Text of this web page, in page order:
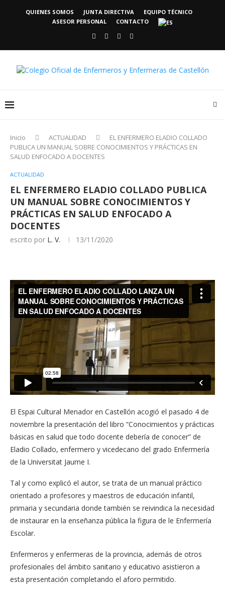
QUIENES SOMOS JUNTA DIRECTIVA
EQUIPO TÉCNICO
ASESOR PERSONAL
CONTACTO
Inicio ACTUALIDAD
EL ENFERMERO ELADIO COLLADO
PUBLICA UN MANUAL SOBRE CONOCIMIENTOS Y PRÁCTICAS EN
SALUD ENFOCADO A DOCENTES
ACTUALIDAD
EL ENFERMERO ELADIO COLLADO PUBLICA
UN MANUAL SOBRE CONOCIMIENTOS Y
PRÁCTICAS EN SALUD ENFOCADO A
DOCENTES
escrito por L. V. 13/11/2020
El Espai Cultural Menador en Castellón acogió el pasado 4 de
noviembre la presentación del libro “Conocimientos y prácticas
básicas en salud que todo docente debería de conocer” de
Eladio Collado, enfermero y vicedecano del grado Enfermería
de la Universitat Jaume I.
Tal y como explicó el autor, se trata de un manual práctico
orientado a profesores y maestros de educación infantil,
primaria y secundaria donde también se reivindica la necesidad
de instaurar en la enseñanza pública la figura de le Enfermería
Escolar.
Enfermeros y enfermeras de la provincia, además de otros
profesionales del ámbito sanitario y educativo asistieron a
esta presentación completando el aforo permitido.